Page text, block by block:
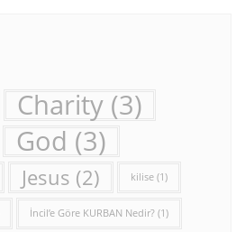
Charity (3)
God (3)
Jesus (2) kilise (1)
İncil’e Göre KURBAN Nedir? (1)